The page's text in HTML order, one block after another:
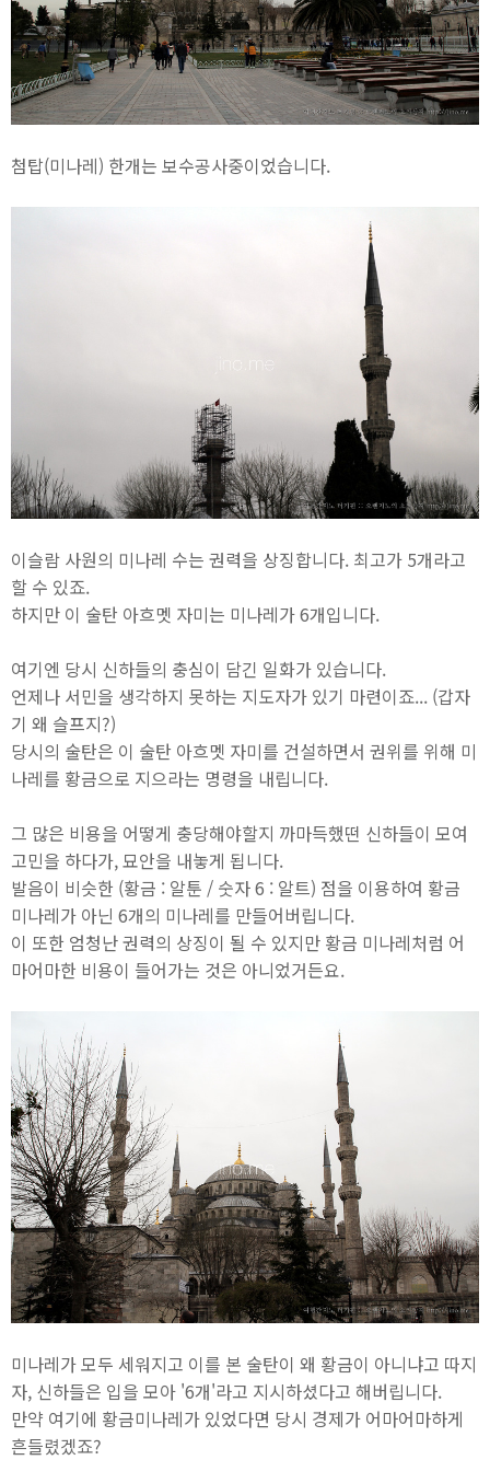
첨탑(미나레) 한개는 보수공사중이었습니다.
이슬람 사원의 미나레 수는 권력을 상징합니다. 최고가 5개라고
할 수 있죠.
하지만 이 술탄 아흐멧 자미는 미나레가 6개입니다.
여기엔 당시 신하들의 충심이 담긴 일화가 있습니다.
언제나 서민을 생각하지 못하는 지도자가 있기 마련이죠... (갑자
기 왜 슬프지?)
당시의 술탄은 이 술탄 아흐멧 자미를 건설하면서 권위를 위해 미
나레를 황금으로 지으라는 명령을 내립니다.
그 많은 비용을 어떻게 충당해야할지 까마득했떤 신하들이 모여
고민을 하다가, 묘안을 내놓게 됩니다.
발음이 비슷한 (황금 : 알툰 / 숫자 6 : 알트) 점을 이용하여 황금
미나레가 아닌 6개의 미나레를 만들어버립니다.
이 또한 엄청난 권력의 상징이 될 수 있지만 황금 미나레처럼 어
마어마한 비용이 들어가는 것은 아니었거든요.
미나레가 모두 세워지고 이를 본 술탄이 왜 황금이 아니냐고 따지
자, 신하들은 입을 모아 '6개'라고 지시하셨다고 해버립니다.
만약 여기에 황금미나레가 있었다면 당시 경제가 어마어마하게
흔들렸겠죠?